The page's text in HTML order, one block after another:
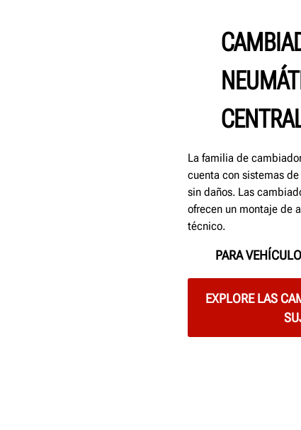
La familia de
cuenta con sistemas
sin daños. Las
ofrecen un montaje de
técnico.
PARA
EXPLORE LAS